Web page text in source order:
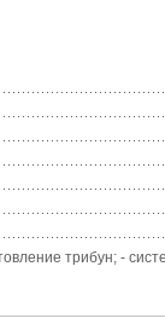
трибун; -